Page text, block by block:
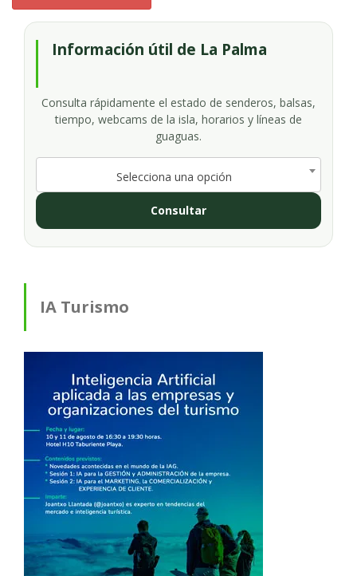
Información útil de La Palma
Consulta rápidamente el estado de senderos, balsas,
tiempo, webcams de la isla, horarios y líneas de
guaguas.
Selecciona una opción
Consultar
IA Turismo